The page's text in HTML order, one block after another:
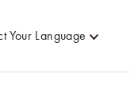
Your Language